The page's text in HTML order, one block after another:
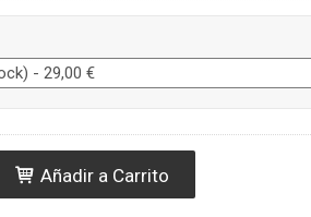
Añadir a Carrito